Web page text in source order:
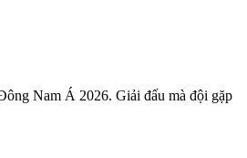
Nam Á 2026. Giải đấu mà đội gặp